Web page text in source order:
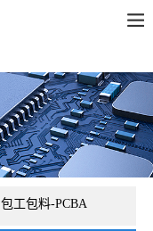
包工包料-PCBA